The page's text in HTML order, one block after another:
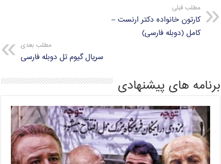
مطلب قبلی
کارتون خانواده دکتر ارنست –
کامل (دوبله فارسی)
مطلب بعدی
سریال گیوم تل دوبله فارسی
برنامه های پیشنهادی